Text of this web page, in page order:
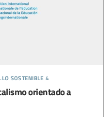
sostenible 4
orientado a